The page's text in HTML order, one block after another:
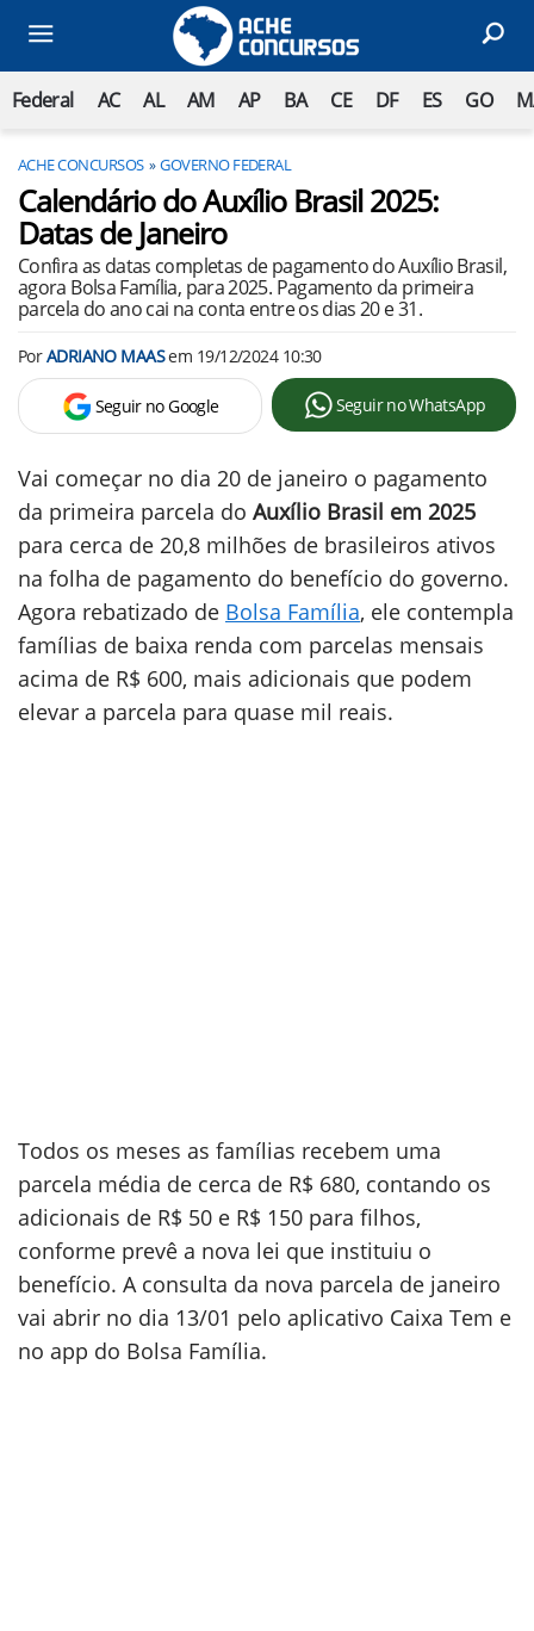
Federal AC AL AM AP BA CE DF ES GO
ACHE CONCURSOS GOVERNO FEDERAL
Calendário do Auxílio Brasil 2025:
Datas de Janeiro
Confira as datas completas de pagamento do Auxílio Brasil,
agora Bolsa Família, para 2025. Pagamento da primeira
parcela do ano cai na conta entre os dias 20 e 31.
PorADRIANO MAASem 19/12/2024 10:30
Seguir no Google Seguir no WhatsApp
Vai começar no dia 20 de janeiro o pagamento
da primeira parcela do Auxílio Brasil em 2025
para cerca de 20,8 milhões de brasileiros ativos
na folha de pagamento do benefício do governo.
Agora rebatizado de Bolsa Família, ele contempla
famílias de baixa renda com parcelas mensais
acima de R$ 600, mais adicionais que podem
elevar a parcela para quase mil reais.
Todos os meses as famílias recebem uma
parcela média de cerca de R$ 680, contando os
adicionais de R$ 50 e R$ 150 para filhos,
conforme prevê a nova lei que instituiu o
benefício. A consulta da nova parcela de janeiro
vai abrir no dia 13/01 pelo aplicativo Caixa Tem e
no app do Bolsa Família.